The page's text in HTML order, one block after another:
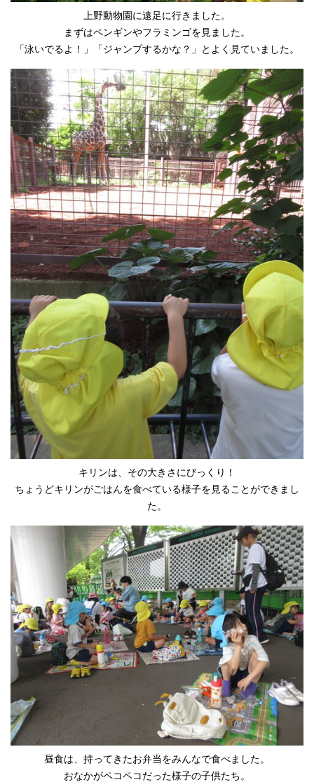
上野動物園に遠足に行きました。
まずはペンギンやフラミンゴを見ました。
「泳いでるよ！」「ジャンプするかな？」とよく見ていました。
キリンは、その大きさにびっくり！
ちょうどキリンがごはんを食べている様子を見ることができまし
た。
昼食は、持ってきたお弁当をみんなで食べました。
おなかがペコペコだった様子の子供たち。